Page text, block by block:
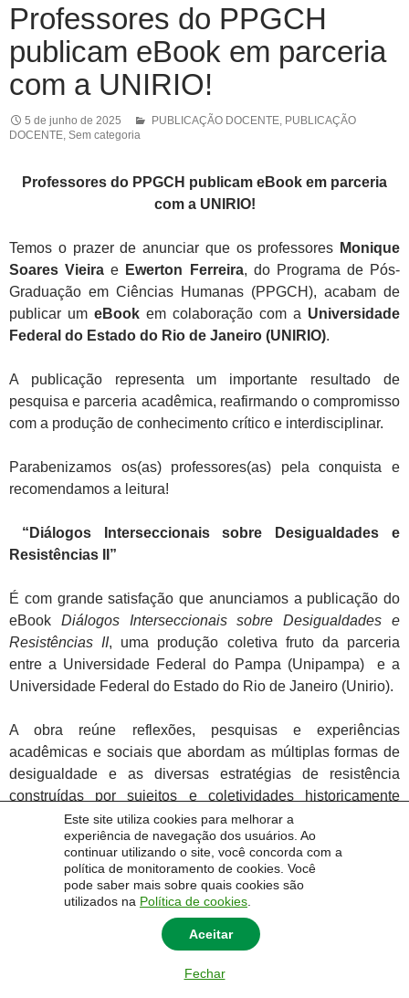
Este site utiliza cookies para melhorar a
experiência de navegação dos usuários. Ao
continuar utilizando o site, você concorda com a
política de monitoramento de cookies. Você
pode saber mais sobre quais cookies são
utilizados na Política de cookies
Aceitar
Fechar
Professores do PPGCH
publicam eBook em parceria
com a UNIRIO!
5 de junho de 2025 PUBLICAÇÃO DOCENTE PUBLICAÇÃO
DOCENTE Sem categoria
Professores do PPGCH publicam eBook em parceria
com a UNIRIO!
Temos o prazer de anunciar que os professores Monique
Soares Vieira e Ewerton Ferreira, do Programa de Pós-
Graduação em Ciências Humanas (PPGCH), acabam de
publicar um eBook em colaboração com a Universidade
Federal do Estado do Rio de Janeiro (UNIRIO).
A publicação representa um importante resultado de
pesquisa e parceria acadêmica, reafirmando o compromisso
com a produção de conhecimento crítico e interdisciplinar.
Parabenizamos os(as) professores(as) pela conquista e
recomendamos a leitura!
“Diálogos Interseccionais sobre Desigualdades e
Resistências II”
É com grande satisfação que anunciamos a publicação do
eBook Diálogos Interseccionais sobre Desigualdades e
Resistências II, uma produção coletiva fruto da parceria
entre a Universidade Federal do Pampa (Unipampa) e a
Universidade Federal do Estado do Rio de Janeiro (Unirio).
A obra reúne reflexões, pesquisas e experiências
acadêmicas e sociais que abordam as múltiplas formas de
desigualdade e as diversas estratégias de resistência
construídas por sujeitos e coletividades historicamente
marginalizados. A partir de uma perspectiva interseccional,
os textos dialogam sobre temas urgentes como raça,
gênero, classe, sexualidade, territorialidade e outras
dimensões estruturantes da exclusão social no Brasil
contemporâneo.
Organizado pelas professoras Monique Soares Vieira
(Unipampa), Simone Barros de Oliveira (Unipampa), Renata